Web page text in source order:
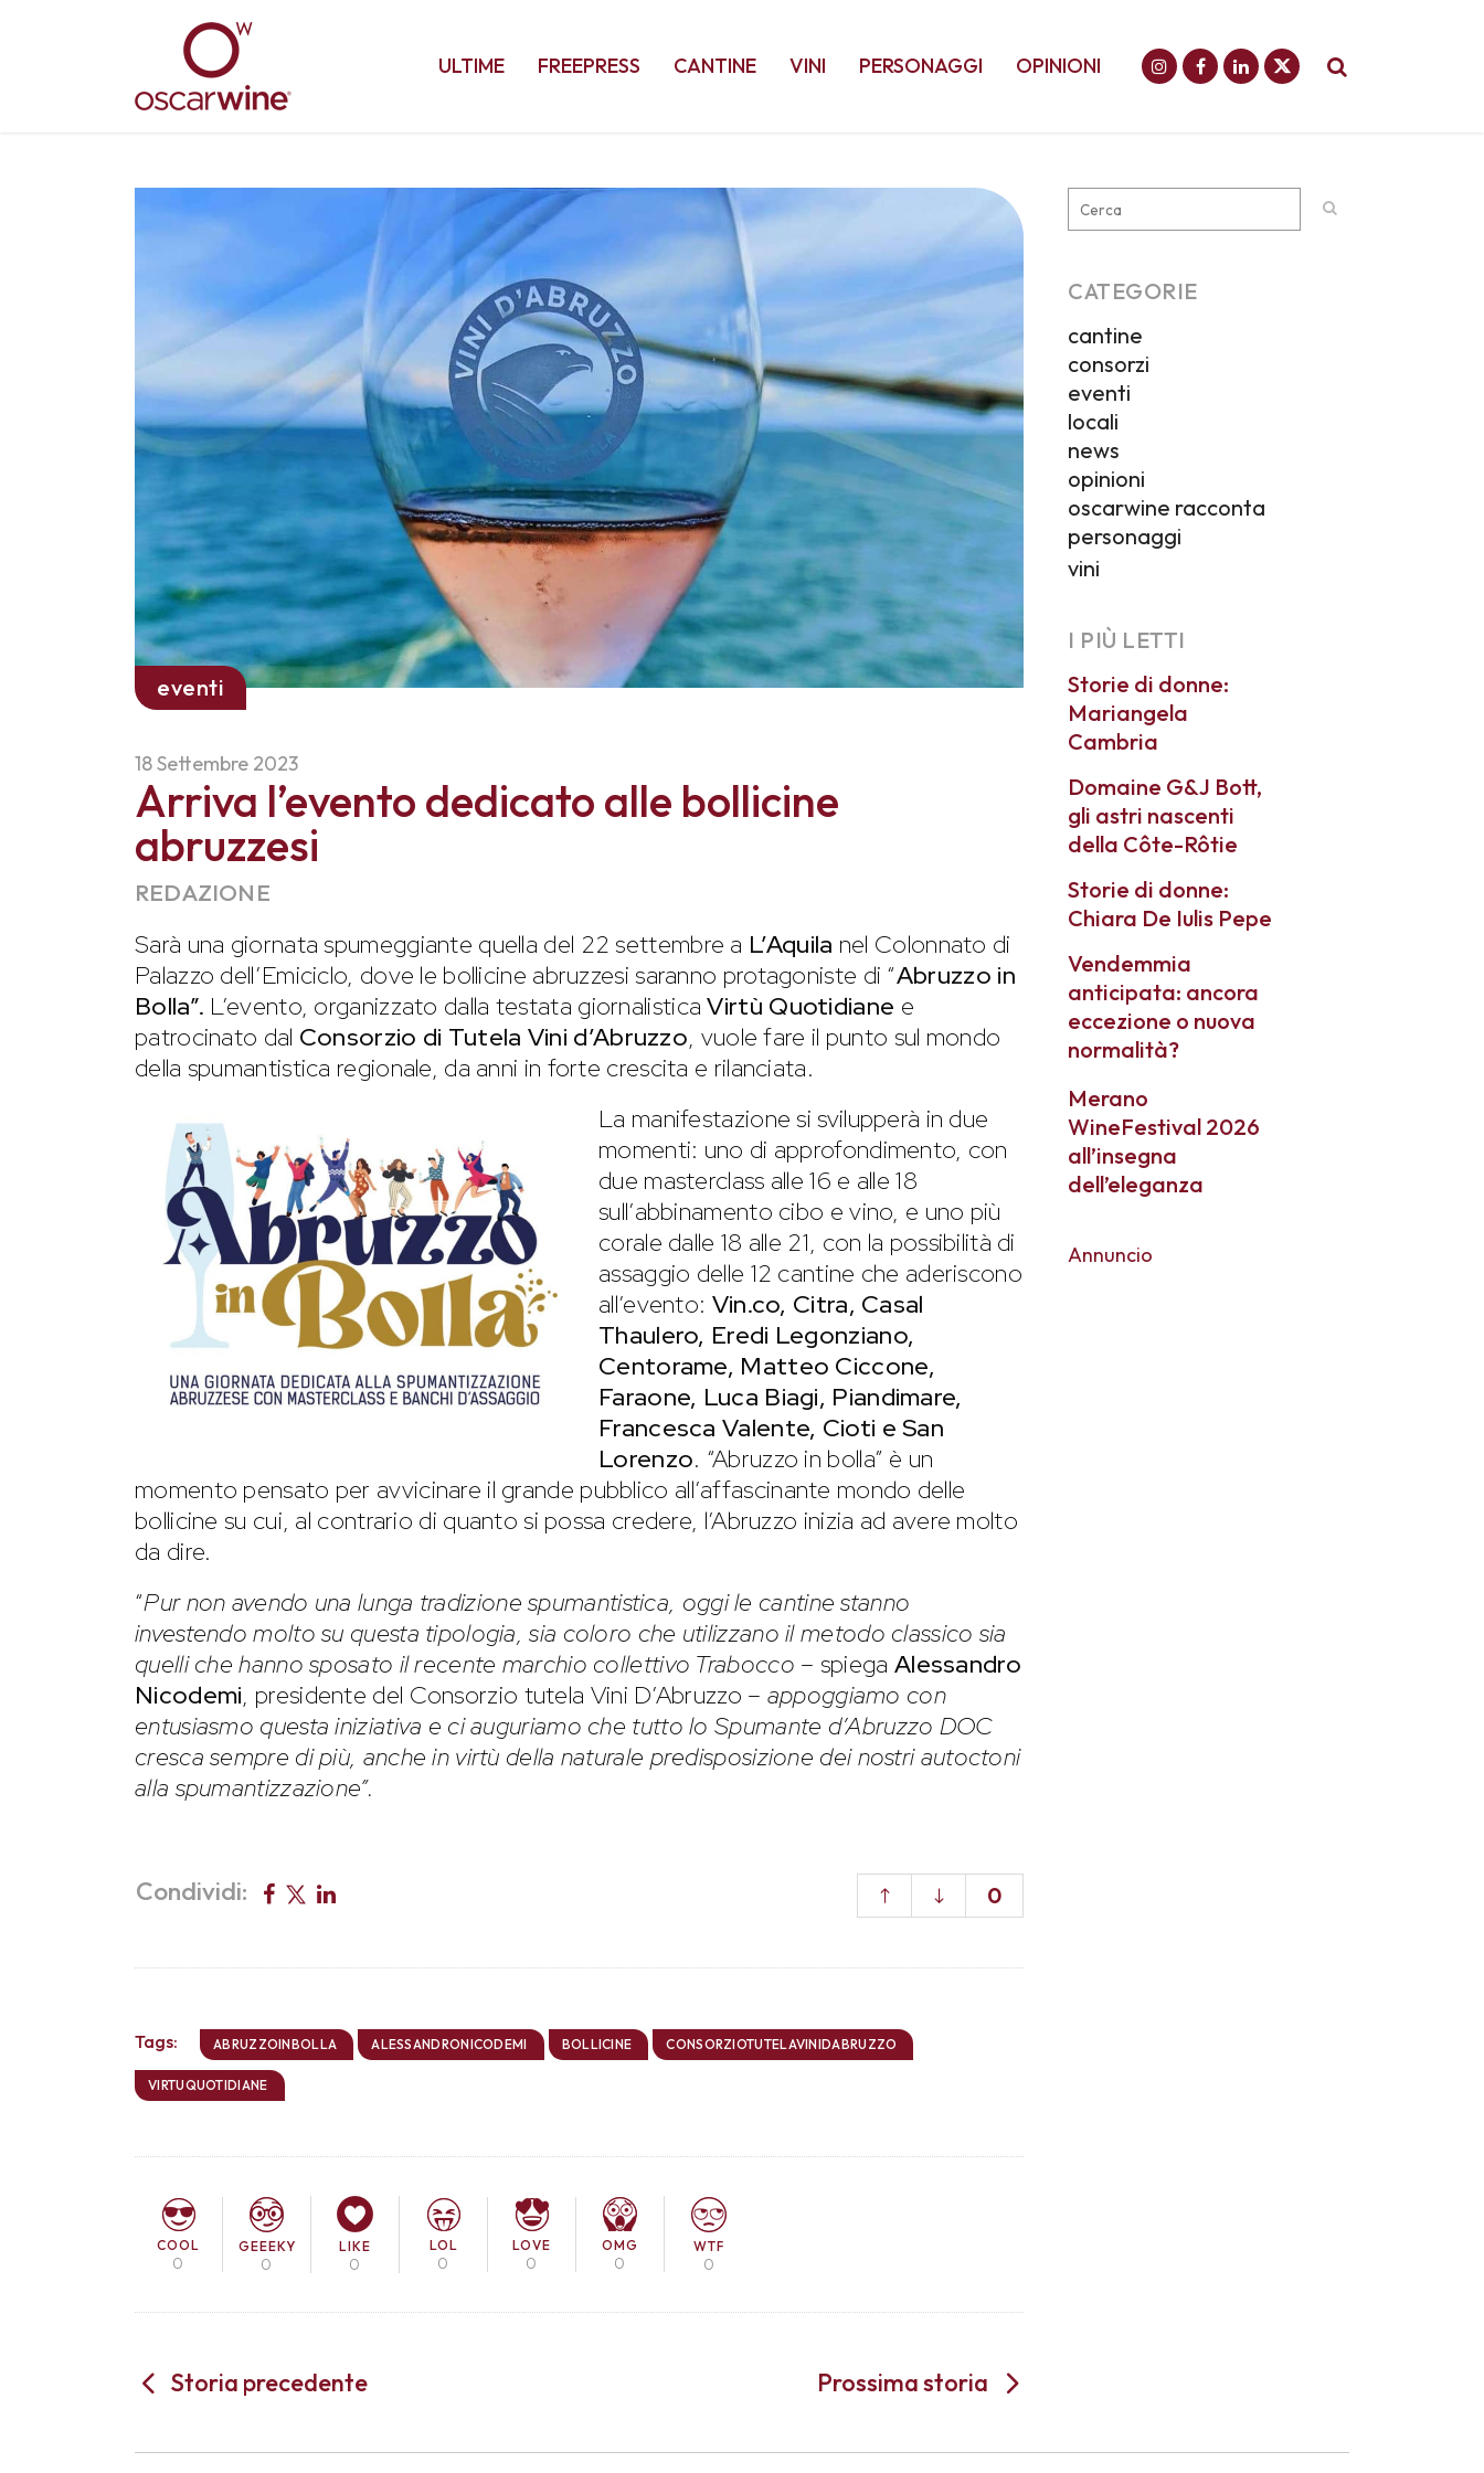
ULTIME FREEPRESS CANTINE VINI PERSONAGGI OPINIONI
eventi
18 Settembre 2023
Arriva l’evento dedicato alle bollicine
abruzzesi
REDAZIONE
Sarà una giornata spumeggiante quella del 22 settembre a L’Aquila nel Colonnato di
Palazzo dell’Emiciclo, dove le bollicine abruzzesi saranno protagoniste di “Abruzzo in
Bolla”. L’evento, organizzato dalla testata giornalisticaVirtù Quotidiane e
patrocinato dal Consorzio di Tutela Vini d’Abruzzo, vuole fare il punto sul mondo
della spumantistica regionale, da anni in forte crescita e rilanciata.
La manifestazione si svilupperà in due
momenti: uno di approfondimento, con
due masterclass alle 16 e alle 18
sull’abbinamento cibo e vino, e uno più
corale dalle 18 alle 21, con la possibilità di
assaggio delle 12 cantine che aderiscono
all’evento: Vin.co, Citra, Casal
Thaulero, Eredi Legonziano,
Centorame, Matteo Ciccone,
Faraone, Luca Biagi, Piandimare,
Francesca Valente, Cioti e San
Lorenzo. “Abruzzo in bolla” è un
momento pensato per avvicinare il grande pubblico all’affascinante mondo delle
bollicine su cui, al contrario di quanto si possa credere, l’Abruzzo inizia ad avere molto
da dire.
“Pur non avendo una lunga tradizione spumantistica, oggi le cantine stanno
investendo molto su questa tipologia, sia coloro che utilizzano il metodo classico sia
quelli che hanno sposato il recente marchio collettivo Trabocco – spiega Alessandro
Nicodemi, presidente del Consorzio tutela Vini D’Abruzzo – appoggiamo con
entusiasmo questa iniziativa e ci auguriamo che tutto lo Spumante d’Abruzzo DOC
cresca sempre di più, anche in virtù della naturale predisposizione dei nostri autoctoni
alla spumantizzazione”.
Condividi: 0
Tags: ABRUZZOINBOLLA ALESSANDRONICODEMI BOLLICINE CONSORZIOTUTELAVINIDABRUZZO
VIRTUQUOTIDIANE
COOL
0
GEEEKY
0
LIKE
0
LOL
0
LOVE
0
OMG
0
WTF
0
Storia precedente Prossima storia
CATEGORIE
cantine
consorzi
eventi
locali
news
opinioni
oscarwine racconta
personaggi
vini
I PIÙ LETTI
Storie di donne:
Mariangela
Cambria
Domaine G&J Bott,
gli astri nascenti
della Côte-Rôtie
Storie di donne:
Chiara De Iulis Pepe
Vendemmia
anticipata: ancora
eccezione o nuova
normalità?
Merano
WineFestival 2026
all’insegna
dell’eleganza
Annuncio